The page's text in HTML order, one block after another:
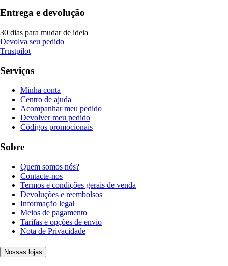
Entrega e devolução
30 dias para mudar de ideia
Devolva seu pedido
Trustpilot
Serviços
Minha conta
Centro de ajuda
Acompanhar meu pedido
Devolver meu pedido
Códigos promocionais
Sobre
Quem somos nós?
Contacte-nos
Termos e condições gerais de venda
Devoluções e reembolsos
Informação legal
Meios de pagamento
Tarifas e opções de envio
Nota de Privacidade
Nossas lojas